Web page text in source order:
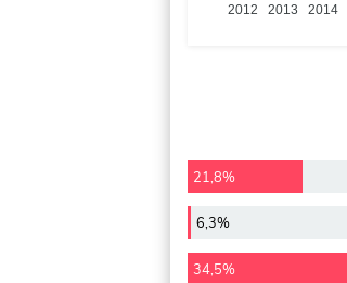
2012 2013 2014
21,8%
6,3%
34,5%